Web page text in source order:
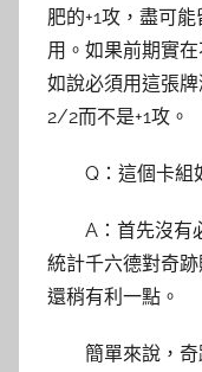
肥的+1攻，盡可
用。如果前期實
如說必須用這張
2/2而不是+1攻。
Q：這個卡組
A：首先沒有
統計千六德對奇
還稍有利一點。
簡單來說，